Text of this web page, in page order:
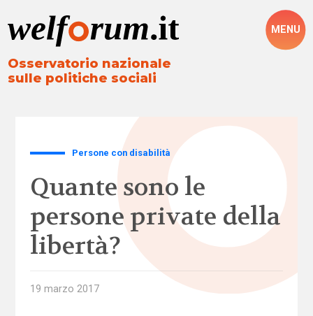
Osservatorio nazionale
sulle politiche sociali
MENU
Persone con disabilità
Quante sono le
persone private della
libertà?
19 marzo 2017